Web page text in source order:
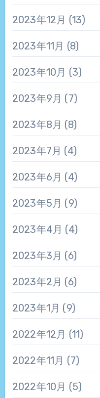
2023年12月 (13)
2023年11月 (8)
2023年10月 (3)
2023年9月 (7)
2023年8月 (8)
2023年7月 (4)
2023年6月 (4)
2023年5月 (9)
2023年4月 (4)
2023年3月 (6)
2023年2月 (6)
2023年1月 (9)
2022年12月 (11)
2022年11月 (7)
2022年10月 (5)